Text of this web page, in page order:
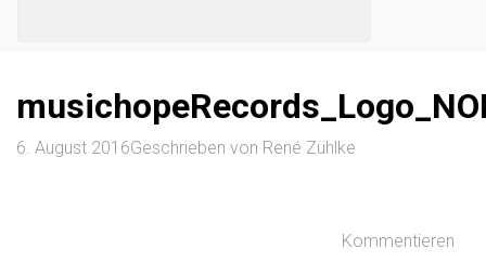
6. August 2016Geschrieben von René Zühlke
Kommentieren